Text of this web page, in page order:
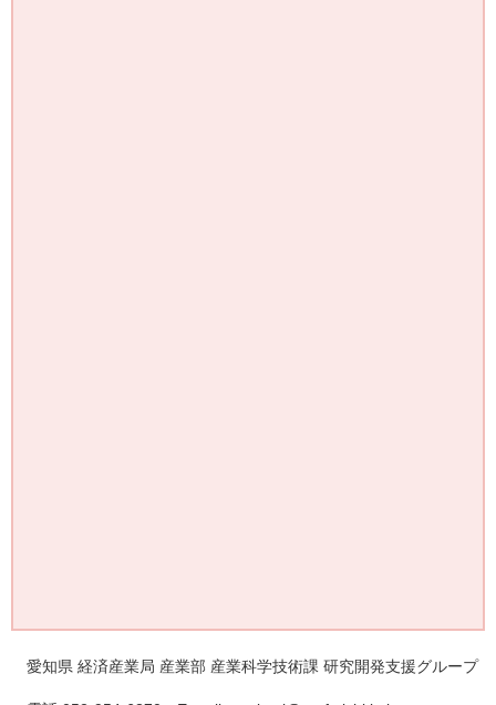
愛知県 経済産業局 産業部 産業科学技術課 研究開発支援グループ